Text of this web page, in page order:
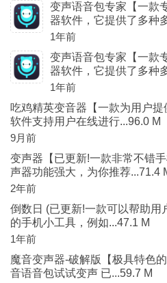
变声语音包专家【一款
器软件，它提供了多种
1年前
变声语音包专家【一款
器软件，它提供了多种
1年前
吃鸡精英变音器【一款为用户提
软件支持用户在线进行...96.0 M
9月前
变声器【已更新!一款非常不错
声器功能强大，为你推荐...71.4
2年前
倒数日 (已更新!一款可以帮助用
的手机小工具，例如...47.1 M
1年前
魔音变声器-破解版【极具特色
音语音包试试变声 已...59.7 M